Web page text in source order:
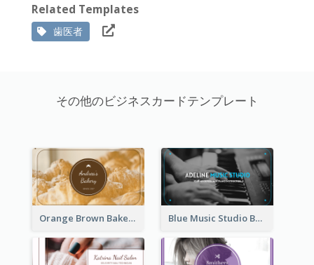
Related Templates
歯医者
その他のビジネスカードテンプレート
Orange Brown Bakery Business Card Blue Music Studio Business Card